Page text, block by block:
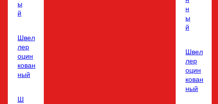
ы
й
Швел
лер
оцин
кован
ный
Ш
н
ы
й
Швел
лер
оцин
кован
ный